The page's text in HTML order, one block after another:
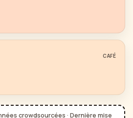
CAFÉ
crowdsourcées · Dernière mise